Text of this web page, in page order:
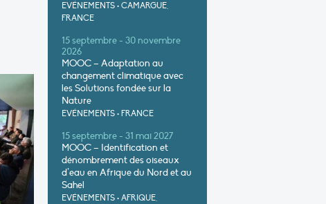
EVÉNEMENTS • CAMARGUE,
FRANCE
15 septembre - 30 novembre
2026
MOOC – Adaptation au
changement climatique avec
les Solutions fondée sur la
Nature
EVÉNEMENTS • FRANCE
15 septembre - 31 mai 2027
MOOC – Identification et
dénombrement des oiseaux
d’eau en Afrique du Nord et au
Sahel
EVÉNEMENTS • AFRIQUE,